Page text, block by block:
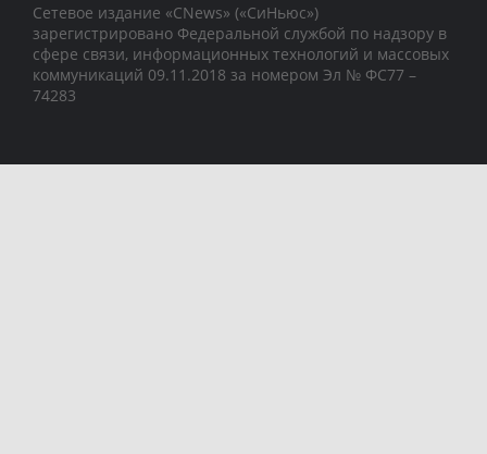
Сетевое издание «CNews» («СиНьюс»)
зарегистрировано Федеральной службой по надзору в
сфере связи, информационных технологий и массовых
коммуникаций 09.11.2018 за номером Эл № ФС77 –
74283